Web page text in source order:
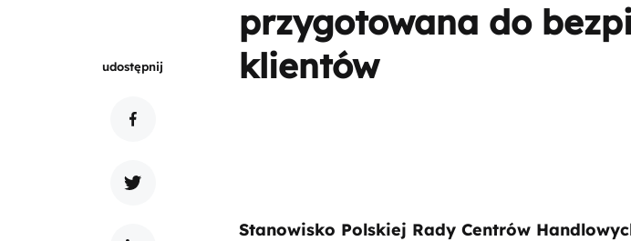
przygotowana do
klientów
udostępnij
Stanowisko Polskiej Rady Centrów